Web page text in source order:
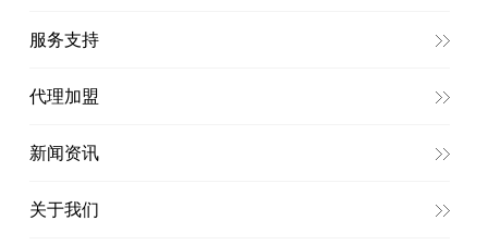
服务支持
代理加盟
新闻资讯
关于我们